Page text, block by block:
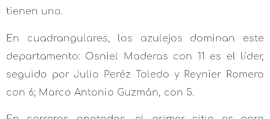
tienen uno.
En cuadrangulares, los azulejos dominan este
departamento: Osniel Maderas con 11 es el líder,
seguido por Julio Peréz Toledo y Reynier Romero
con 6; Marco Antonio Guzmán, con 5.